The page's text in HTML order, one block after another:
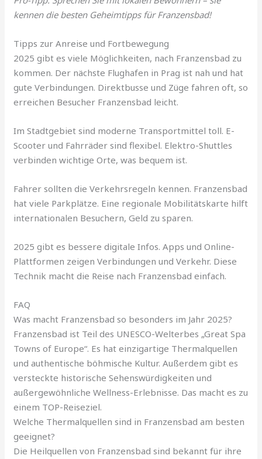
kennen die besten Geheimtipps für Franzensbad!
Tipps zur Anreise und Fortbewegung
2025 gibt es viele Möglichkeiten, nach Franzensbad zu
kommen. Der nächste Flughafen in Prag ist nah und hat
gute Verbindungen. Direktbusse und Züge fahren oft, so
erreichen Besucher Franzensbad leicht.
Im Stadtgebiet sind moderne Transportmittel toll. E-
Scooter und Fahrräder sind flexibel. Elektro-Shuttles
verbinden wichtige Orte, was bequem ist.
Fahrer sollten die Verkehrsregeln kennen. Franzensbad
hat viele Parkplätze. Eine regionale Mobilitätskarte hilft
internationalen Besuchern, Geld zu sparen.
2025 gibt es bessere digitale Infos. Apps und Online-
Plattformen zeigen Verbindungen und Verkehr. Diese
Technik macht die Reise nach Franzensbad einfach.
FAQ
Was macht Franzensbad so besonders im Jahr 2025?
Franzensbad ist Teil des UNESCO-Welterbes „Great Spa
Towns of Europe“. Es hat einzigartige Thermalquellen
und authentische böhmische Kultur. Außerdem gibt es
versteckte historische Sehenswürdigkeiten und
außergewöhnliche Wellness-Erlebnisse. Das macht es zu
einem TOP-Reiseziel.
Welche Thermalquellen sind in Franzensbad am besten
geeignet?
Die Heilquellen von Franzensbad sind bekannt für ihre